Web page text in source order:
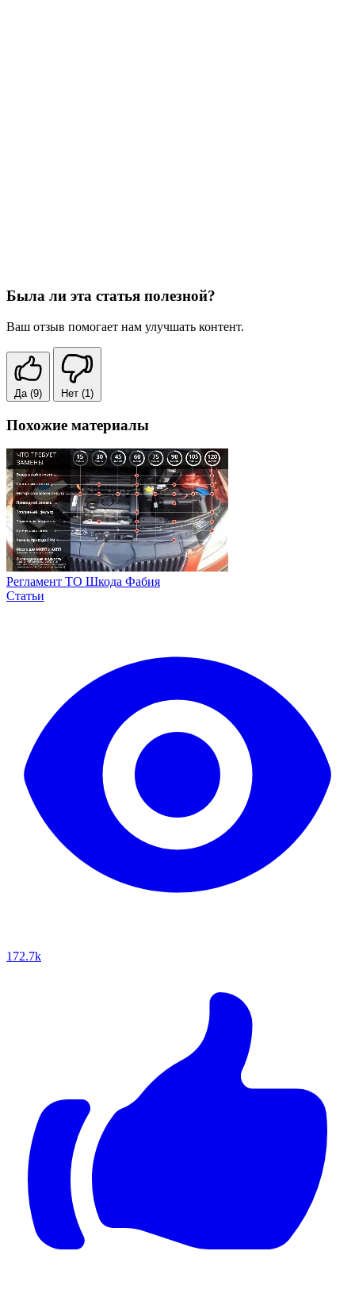
Была ли эта статья полезной?
Ваш отзыв помогает нам улучшать контент.
Да (9) Нет (1)
Похожие материалы
Регламент ТО Шкода Фабия
Статьи
172.7k